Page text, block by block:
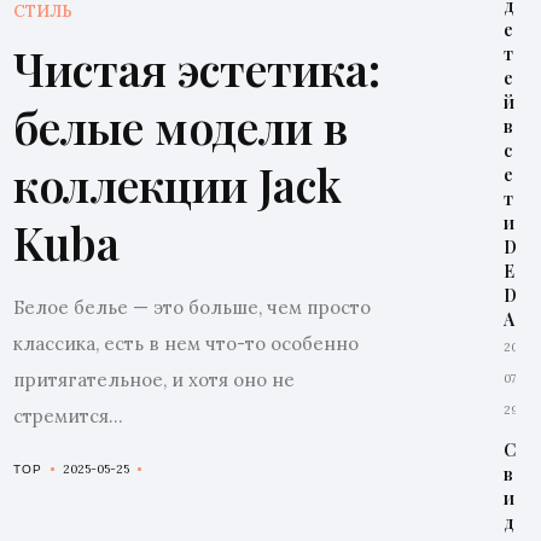
СТИЛЬ
Чистая эстетика:
белые модели в
коллекции Jack
Kuba
Белое белье — это больше, чем просто
классика, есть в нем что-то особенно
притягательное, и хотя оно не
стремится...
TOP 2025-05-25
д
е
т
е
й
в
с
е
т
и
D
E
D
A
2026-
07-
29
С
в
и
д